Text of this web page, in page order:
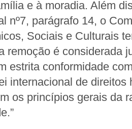
e à moradia. Além
nº7, parágrafo 14, o
Sociais e Culturais
remoção é considerada
estrita conformidade
internacional de direitos
os princípios gerais da